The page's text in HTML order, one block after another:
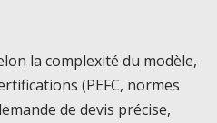
la complexité du modèle,
(PEFC, normes
de devis précise,